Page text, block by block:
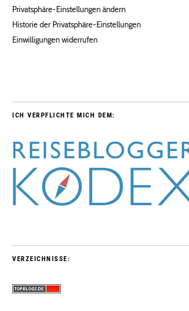
Privatsphäre-Einstellungen ändern
Historie der Privatsphäre-Einstellungen
Einwilligungen widerrufen
ICH VERPFLICHTE MICH DEM:
VERZEICHNISSE: